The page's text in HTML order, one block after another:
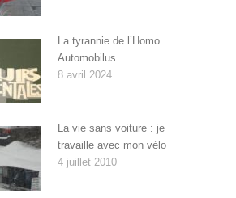
La tyrannie de l’Homo
Automobilus
8 avril 2024
La vie sans voiture : je
travaille avec mon vélo
4 juillet 2010